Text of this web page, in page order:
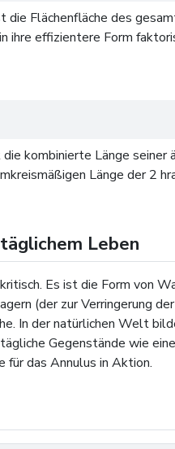
die Flächenfläche des
ihre effizientere Form
kombinierte Länge seiner
Länge der 2
Leben
Es ist die Form von
(der zur Verringerung
In der natürlichen Welt
Gegenstände wie
für das Annulus in Aktion.